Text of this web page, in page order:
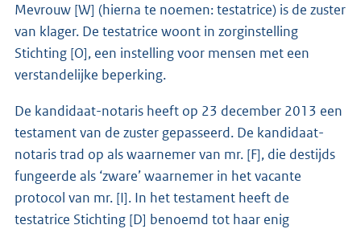
Mevrouw [W] (hierna te noemen: testatrice) is de zuster
van klager. De testatrice woont in zorginstelling
Stichting [O], een instelling voor mensen met een
verstandelijke beperking.
De kandidaat-notaris heeft op 23 december 2013 een
testament van de zuster gepasseerd. De kandidaat-
notaris trad op als waarnemer van mr. [F], die destijds
fungeerde als ‘zware’ waarnemer in het vacante
protocol van mr. [I]. In het testament heeft de
testatrice Stichting [D] benoemd tot haar enig